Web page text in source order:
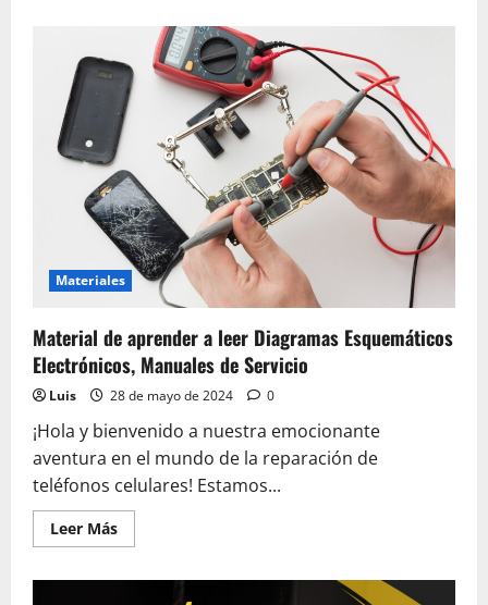
Curso
micro
soldadura
SMD
Materiales
Material de aprender a leer Diagramas Esquemáticos
Electrónicos, Manuales de Servicio
Luis 28 de mayo de 2024 0
¡Hola y bienvenido a nuestra emocionante
aventura en el mundo de la reparación de
teléfonos celulares! Estamos...
Leer MásLeer
más